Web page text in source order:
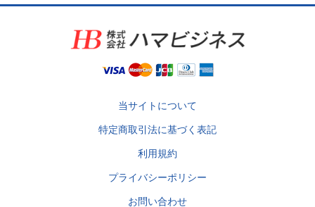
当サイトについて
特定商取引法に基づく表記
利用規約
プライバシーポリシー
お問い合わせ